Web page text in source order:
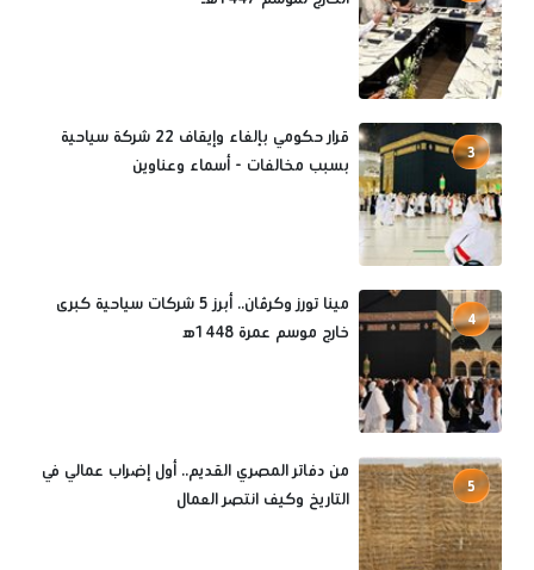
3
قرار حكومي بإلغاء وإيقاف 22 شركة سياحية
بسبب مخالفات - أسماء وعناوين
4
مينا تورز وكرڤان.. أبرز 5 شركات سياحية كبرى
خارج موسم عمرة 1448ه‍
5
من دفاتر المصري القديم.. أول إضراب عمالي في
التاريخ وكيف انتصر العمال